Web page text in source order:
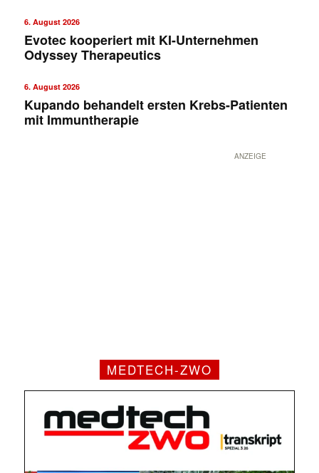
6. August 2026
Evotec kooperiert mit KI-Unternehmen
Odyssey Therapeutics
6. August 2026
Kupando behandelt ersten Krebs-Patienten
mit Immuntherapie
ANZEIGE
MEDTECH-ZWO